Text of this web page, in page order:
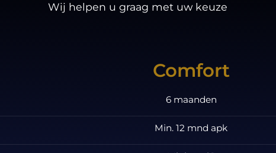
Wij helpen u graag met uw keuze
Comfort
6 maanden
Min. 12 mnd apk